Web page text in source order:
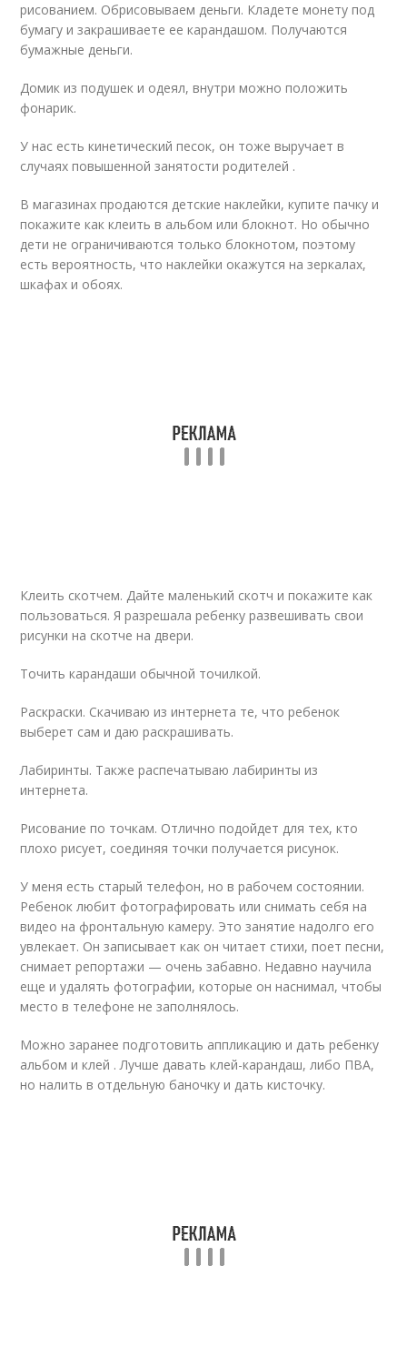
рисованием. Обрисовываем деньги. Кладете монету под
бумагу и закрашиваете ее карандашом. Получаются
бумажные деньги.
Домик из подушек и одеял, внутри можно положить
фонарик.
У нас есть кинетический песок, он тоже выручает в
случаях повышенной занятости родителей .
В магазинах продаются детские наклейки, купите пачку и
покажите как клеить в альбом или блокнот. Но обычно
дети не ограничиваются только блокнотом, поэтому
есть вероятность, что наклейки окажутся на зеркалах,
шкафах и обоях.
Клеить скотчем. Дайте маленький скотч и покажите как
пользоваться. Я разрешала ребенку развешивать свои
рисунки на скотче на двери.
Точить карандаши обычной точилкой.
Раскраски. Скачиваю из интернета те, что ребенок
выберет сам и даю раскрашивать.
Лабиринты. Также распечатываю лабиринты из
интернета.
Рисование по точкам. Отлично подойдет для тех, кто
плохо рисует, соединяя точки получается рисунок.
У меня есть старый телефон, но в рабочем состоянии.
Ребенок любит фотографировать или снимать себя на
видео на фронтальную камеру. Это занятие надолго его
увлекает. Он записывает как он читает стихи, поет песни,
снимает репортажи — очень забавно. Недавно научила
еще и удалять фотографии, которые он наснимал, чтобы
место в телефоне не заполнялось.
Можно заранее подготовить аппликацию и дать ребенку
альбом и клей . Лучше давать клей-карандаш, либо ПВА,
но налить в отдельную баночку и дать кисточку.